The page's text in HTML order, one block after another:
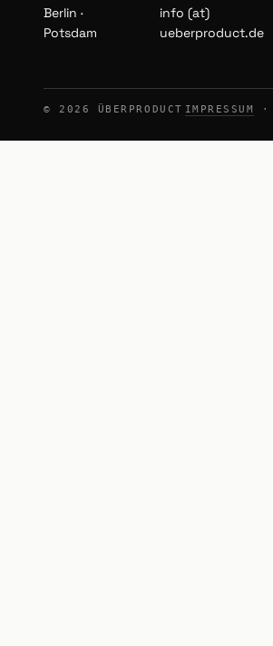
Berlin ·
Potsdam
info (at)
ueberproduct.de
© 2026 ÜBERPRODUCT IMPRESSUM ·